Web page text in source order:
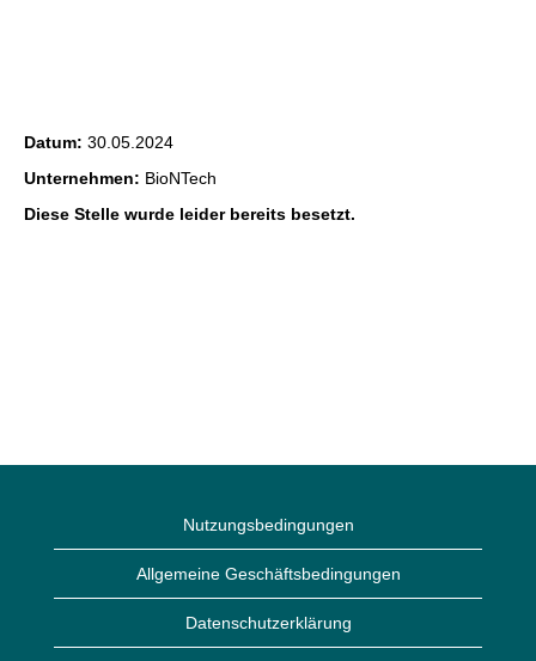
Datum: 30.05.2024
Unternehmen: BioNTech
Diese Stelle wurde leider bereits besetzt.
Nutzungsbedingungen
Allgemeine Geschäftsbedingungen
Datenschutzerklärung